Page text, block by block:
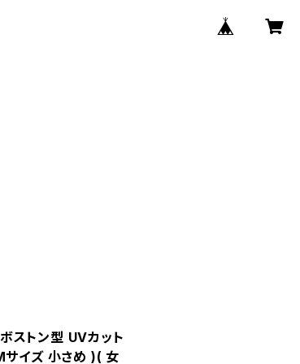
ストン型 UVカット
サイズ 小さめ )( 女